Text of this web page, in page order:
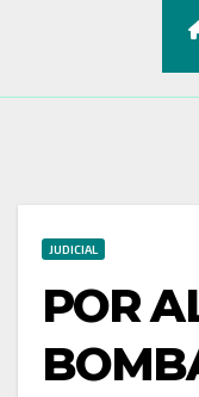
JUDICIAL
POR